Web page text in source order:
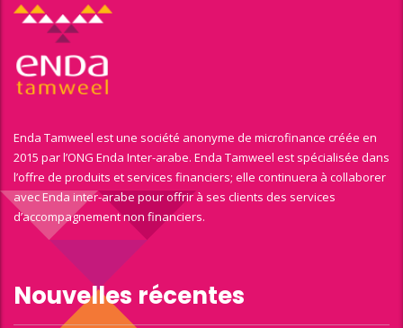
Enda Tamweel est une société anonyme de microfinance créée en
2015 par l’ONG Enda Inter-arabe. Enda Tamweel est spécialisée dans
l’offre de produits et services financiers; elle continuera à collaborer
avec Enda inter-arabe pour offrir à ses clients des services
d’accompagnement non financiers.
Nouvelles récentes